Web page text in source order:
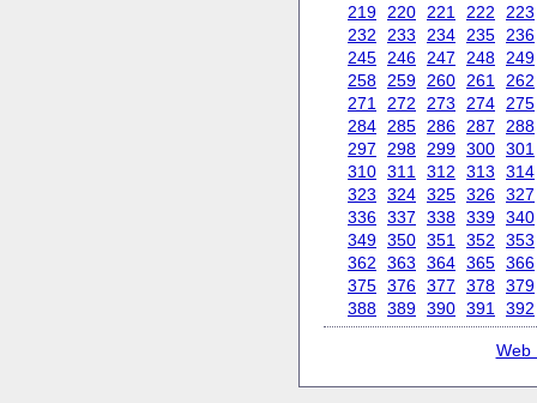
219
220 221 222
223
232
233 234 235
236
245
246 247 248
249
258
259 260 261
262
271
272 273 274
275
284
285 286 287
288
297
298 299 300 301
310 311 312 313
314
323
324 325 326 327
336 337 338 339 340
349 350 351 352
353
362
363 364 365 366
375 376 377 378 379
388 389 390 391 392
Web